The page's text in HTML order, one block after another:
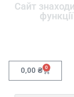
Сайт
0,00 ₴ 0